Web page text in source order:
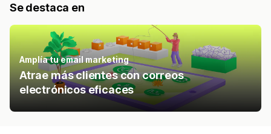
Se destaca en
Amplía tu email marketing
Atrae más clientes con correos
electrónicos eficaces